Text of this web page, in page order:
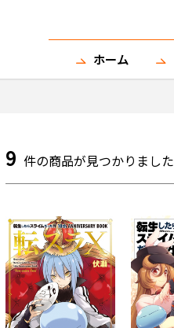
ホーム
9 件の商品が見つかりました